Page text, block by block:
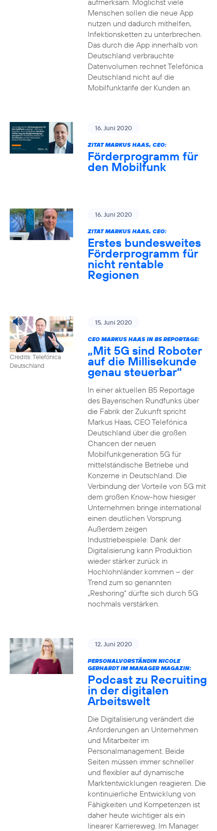
aufmerksam. Möglichst viele
Menschen sollen die neue App
nutzen und dadurch mithelfen,
Infektionsketten zu unterbrechen.
Das durch die App innerhalb von
Deutschland verbrauchte
Datenvolumen rechnet Telefónica
Deutschland nicht auf die
Mobilfunktarife der Kunden an.
16. Juni 2020
ZITAT MARKUS HAAS, CEO:
Förderprogramm für
den Mobilfunk
16. Juni 2020
ZITAT MARKUS HAAS, CEO:
Erstes bundesweites
Förderprogramm für
nicht rentable
Regionen
Credits: Telefónica
Deutschland
15. Juni 2020
CEO MARKUS HAAS IN B5 REPORTAGE:
„Mit 5G sind Roboter
auf die Millisekunde
genau steuerbar“
In einer aktuellen B5 Reportage
des Bayerischen Rundfunks über
die Fabrik der Zukunft spricht
Markus Haas, CEO Telefónica
Deutschland über die großen
Chancen der neuen
Mobilfunkgeneration 5G für
mittelständische Betriebe und
Konzerne in Deutschland. Die
Verbindung der Vorteile von 5G mit
dem großen Know-how hiesiger
Unternehmen bringe international
einen deutlichen Vorsprung.
Außerdem zeigen
Industriebeispiele: Dank der
Digitalisierung kann Produktion
wieder stärker zurück in
Hochlohnländer kommen – der
Trend zum so genannten
„Reshoring“ dürfte sich durch 5G
nochmals verstärken.
12. Juni 2020
PERSONALVORSTÄNDIN NICOLE
GERHARDT IM MANAGER MAGAZIN:
Podcast zu Recruiting
in der digitalen
Arbeitswelt
Die Digitalisierung verändert die
Anforderungen an Unternehmen
und Mitarbeiter im
Personalmanagement. Beide
Seiten müssen immer schneller
und flexibler auf dynamische
Marktentwicklungen reagieren. Die
kontinuierliche Entwicklung von
Fähigkeiten und Kompetenzen ist
daher heute wichtiger als ein
linearer Karriereweg. Im Manager